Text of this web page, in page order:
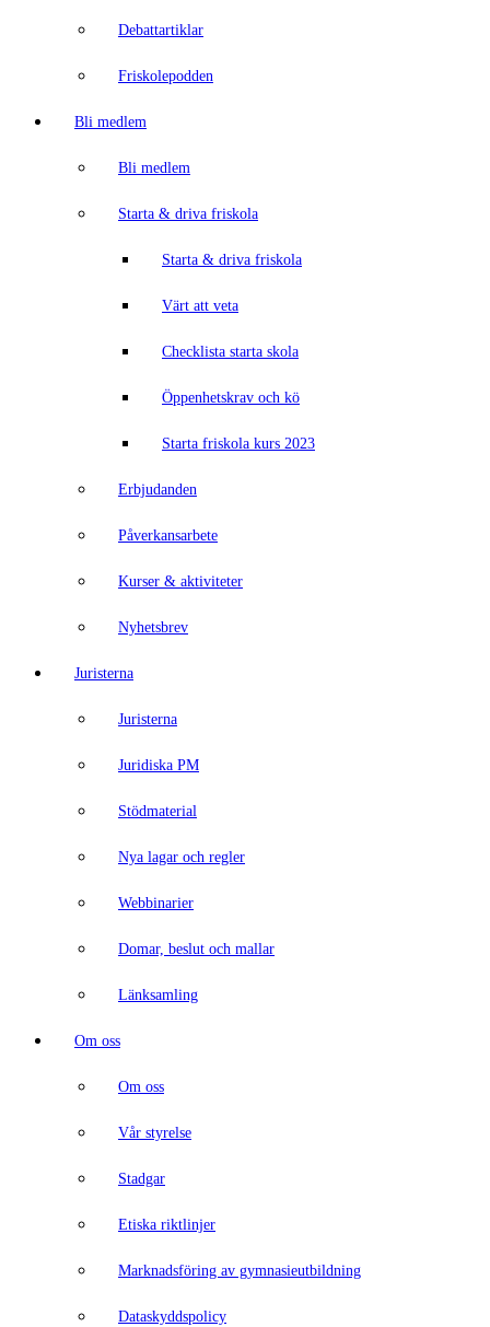
Debattartiklar
Friskolepodden
Bli medlem
Bli medlem
Starta & driva friskola
Starta & driva friskola
Värt att veta
Checklista starta skola
Öppenhetskrav och kö
Starta friskola kurs 2023
Erbjudanden
Påverkansarbete
Kurser & aktiviteter
Nyhetsbrev
Juristerna
Juristerna
Juridiska PM
Stödmaterial
Nya lagar och regler
Webbinarier
Domar, beslut och mallar
Länksamling
Om oss
Om oss
Vår styrelse
Stadgar
Etiska riktlinjer
Marknadsföring av gymnasieutbildning
Dataskyddspolicy